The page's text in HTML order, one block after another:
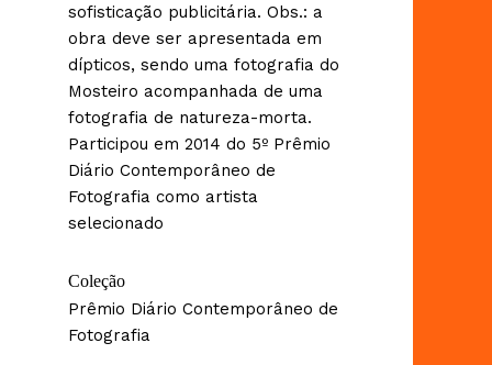
sofisticação publicitária. Obs.: a
obra deve ser apresentada em
dípticos, sendo uma fotografia do
Mosteiro acompanhada de uma
fotografia de natureza-morta.
Participou em 2014 do 5º Prêmio
Diário Contemporâneo de
Fotografia como artista
selecionado
Coleção
Prêmio Diário Contemporâneo de
Fotografia